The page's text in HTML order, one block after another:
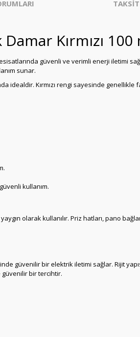
TAKSİT
Kırmızı 100
güvenli ve verimli enerji iletimi
sunar.
Kırmızı rengi sayesinde genellikle
kullanım.
olarak kullanılır. Priz hatları, pano
güvenilir bir elektrik iletimi sağlar. Rijit
bir tercihtir.